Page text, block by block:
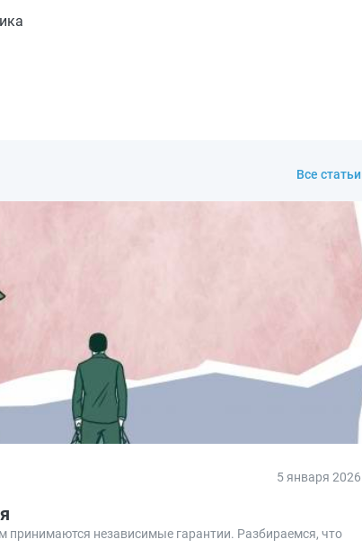
Все статьи
5 января 2026
принимаются независимые гарантии. Разбираемся, что